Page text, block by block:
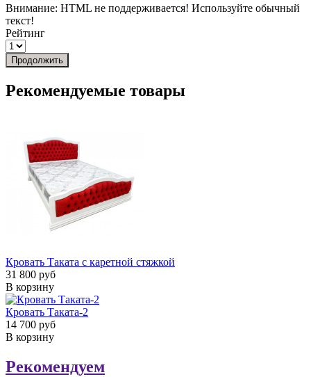
Внимание: HTML не поддерживается! Используйте обычный
текст!
Рейтинг
Продолжить
Рекомендуемые товары
Кровать Таката с каретной стяжкой
31 800 руб
В корзину
Кровать Таката-2
14 700 руб
В корзину
Рекомендуем